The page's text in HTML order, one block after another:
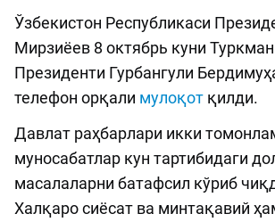
Ўзбекистон Республикаси
Мирзиёев 8 октябрь куни
Президенти Гурбангули
телефон орқали мулоқот қилди.
Давлат раҳбарлари икки
муносабатлар кун тартибидаги
масалаларни батафсил кўриб
Халқаро сиёсат ва минтақавий